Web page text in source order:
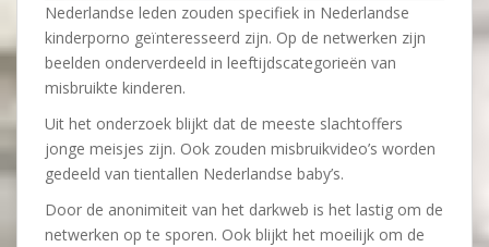
Nederlandse leden zouden specifiek in Nederlandse
kinderporno geïnteresseerd zijn. Op de netwerken zijn
beelden onderverdeeld in leeftijdscategorieën van
misbruikte kinderen.
Uit het onderzoek blijkt dat de meeste slachtoffers
jonge meisjes zijn. Ook zouden misbruikvideo’s worden
gedeeld van tientallen Nederlandse baby’s.
Door de anonimiteit van het darkweb is het lastig om de
netwerken op te sporen. Ook blijkt het moeilijk om de